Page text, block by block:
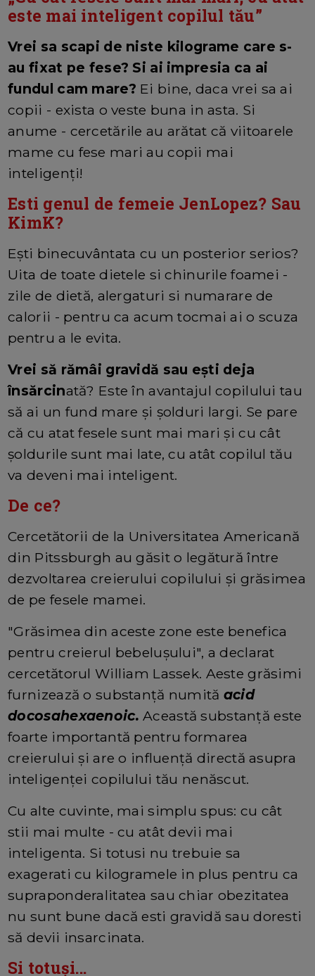
este mai inteligent copilul tău”
Vrei sa scapi de niste kilograme care s-
au fixat pe fese? Si ai impresia ca ai
fundul cam mare? Ei bine, daca vrei sa ai
copii - exista o veste buna in asta. Si
anume - cercetările au arătat că viitoarele
mame cu fese mari au copii mai
inteligenți!
Esti genul de femeie JenLopez? Sau
KimK?
Ești binecuvântata cu un posterior serios?
Uita de toate dietele si chinurile foamei -
zile de dietă, alergaturi si numarare de
calorii - pentru ca acum tocmai ai o scuza
pentru a le evita.
Vrei să rămâi gravidă sau ești deja
însărcinată? Este în avantajul copilului tau
să ai un fund mare și șolduri largi. Se pare
că cu atat fesele sunt mai mari și cu cât
șoldurile sunt mai late, cu atât copilul tău
va deveni mai inteligent.
De ce?
Cercetătorii de la Universitatea Americană
din Pitssburgh au găsit o legătură între
dezvoltarea creierului copilului și grăsimea
de pe fesele mamei.
"Grăsimea din aceste zone este benefica
pentru creierul bebelușului", a declarat
cercetătorul William Lassek. Aeste grăsimi
furnizează o substanță numită acid
docosahexaenoic. Această substanță este
foarte importantă pentru formarea
creierului și are o influență directă asupra
inteligenței copilului tău nenăscut.
Cu alte cuvinte, mai simplu spus: cu cât
stii mai multe - cu atât devii mai
inteligenta. Si totusi nu trebuie sa
exagerati cu kilogramele in plus pentru ca
supraponderalitatea sau chiar obezitatea
nu sunt bune dacă esti gravidă sau doresti
să devii insarcinata.
Si totuși...